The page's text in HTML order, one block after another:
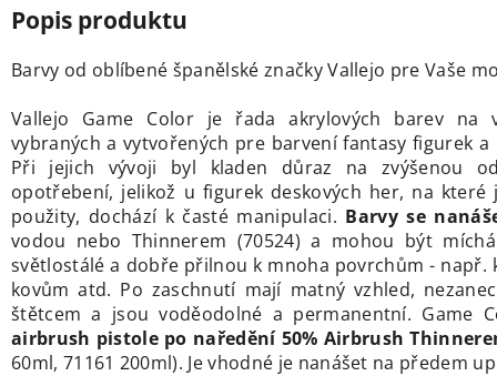
Barvy od oblíbené španělské značky Vallejo pre Vaše
Vallejo Game Color je řada akrylových barev na
vybraných a vytvořených pre barvení fantasy figurek
Při jejich vývoji byl kladen důraz na zvýšenou
opotřebení, jelikož u figurek deskových her, na
použity, dochází k časté manipulaci. Barvy se
vodou nebo Thinnerem (70524) a mohou být
světlostálé a dobře přilnou k mnoha povrchům - např.
kovům atd. Po zaschnutí mají matný vzhled,
štětcem a jsou voděodolné a permanentní. Game
airbrush pistole po naředění 50% Airbrush
60ml, 71161 200ml). Je vhodné je nanášet na předem